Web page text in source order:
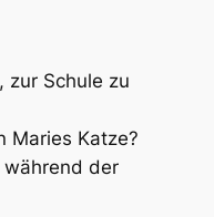
zur Schule zu
Maries Katze?
der